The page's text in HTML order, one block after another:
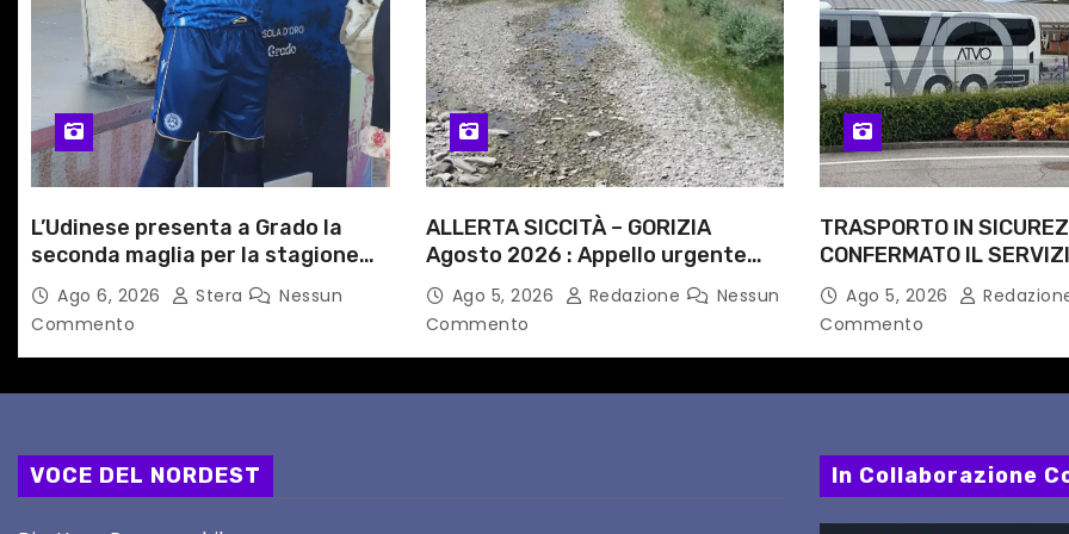
i
c
o
l
i
L’Udinese presenta a Grado la
seconda maglia per la stagione
2026/27
Ago 6, 2026 Stera
Nessun
Commento
ALLERTA SICCITÀ – GORIZIA
Agosto 2026 : Appello urgente
alle Autorità competenti
Ago 5, 2026 Redazione
Nessun
Commento
TRASPORTO IN
CONFERMATO IL
NOTTI DI AGOSTO:
PERCORSI, FERMATE E
Ago 5, 2026
Commento
VOCE DEL NORDEST In Collaborazione